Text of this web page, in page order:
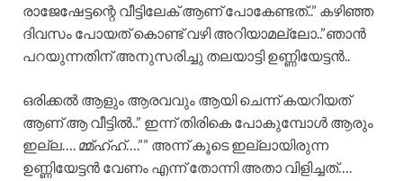
രാജേഷേട്ടന്റെ വീട്ടിലേക് ആണ് പോകേണ്ടത്..” കഴിഞ്ഞ
ദിവസം പോയത് കൊണ്ട് വഴി അറിയാമല്ലോ..”ഞാൻ
പറയുന്നതിന് അനുസരിച്ചു തലയാട്ടി ഉണ്ണിയേട്ടൻ..
ഒരിക്കൽ ആളും ആരവവും ആയി ചെന്ന് കയറിയത്
ആണ് ആ വീട്ടിൽ..” ഇന്ന് തിരികെ പോകുമ്പോൾ ആരും
ഇല്ല…. മ്മ്ഹ്ഹ്….”” അന്ന് കൂടെ ഇല്ലായിരുന്ന
ഉണ്ണിയേട്ടൻ വേണം എന്ന് തോന്നി അതാ വിളിച്ചത്….